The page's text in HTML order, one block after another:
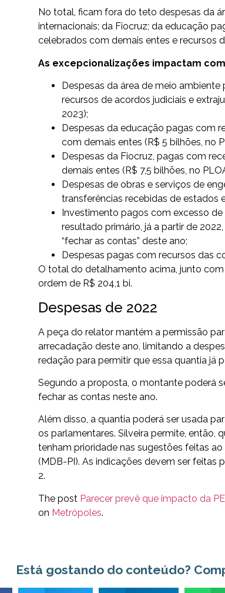
No total, ficam fora do teto despesas da
internacionais; da Fiocruz; da educação
celebrados com demais entes e recursos
As excepcionalizações impactam
Despesas da área de meio
recursos de acordos judiciais e
2023);
Despesas da educação pagas com
com demais entes (R$ 5 bilhões, no
Despesas da Fiocruz, pagas com
demais entes (R$ 7,5 bilhões, no
Despesas de obras e serviços de
transferências recebidas de estados
Investimento pagos com excesso
resultado primário, já a partir de
“fechar as contas” deste ano;
Despesas pagas com recursos das
O total do detalhamento acima, junto
ordem de R$ 204,1 bi.
Despesas de 2022
A peça do relator mantém a permissão
arrecadação deste ano, limitando a
redação para permitir que essa quantia já
Segundo a proposta, o montante poderá
fechar as contas neste ano.
Além disso, a quantia poderá ser usada
os parlamentares. Silveira permite, então,
tenham prioridade nas sugestões feitas
(MDB-PI). As indicações devem ser feitas
2.
The post Parecer prevê que impacto da
on Metrópoles.
Está gostando do conteúdo?